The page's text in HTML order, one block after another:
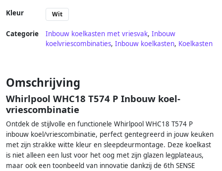
Kleur Wit
Categorie Inbouw koelkasten met vriesvak, Inbouw
koelvriescombinaties, Inbouw koelkasten, Koelkasten
Omschrijving
Whirlpool WHC18 T574 P Inbouw koel-
vriescombinatie
Ontdek de stijlvolle en functionele Whirlpool WHC18 T574 P
inbouw koel/vriescombinatie, perfect gentegreerd in jouw keuken
met zijn strakke witte kleur en sleepdeurmontage. Deze koelkast
is niet alleen een lust voor het oog met zijn glazen legplateaus,
maar ook een toonbeeld van innovatie dankzij de 6th SENSE